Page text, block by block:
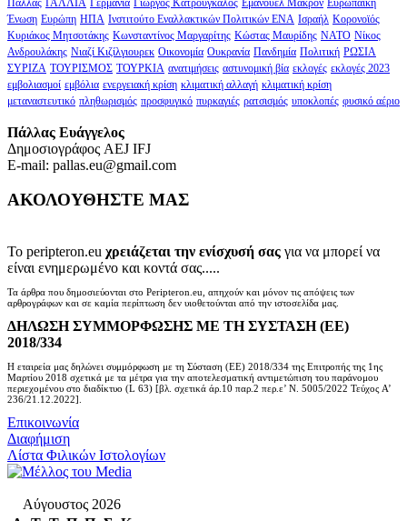
Ένωση Ευρώπη ΗΠΑ Ινστιτούτο Εναλλακτικών Πολιτικών ΕΝΑ Ισραήλ Κορονοϊός
Κυριάκος Μητσοτάκης Κωνσταντίνος Μαργαρίτης Κώστας Μαυρίδης ΝΑΤΟ Νίκος
Ανδρουλάκης Νιαζί Κιζίλγιουρεκ Οικονομία Ουκρανία Πανδημία Πολιτική ΡΩΣΙΑ
ΣΥΡΙΖΑ ΤΟΥΡΙΣΜΟΣ ΤΟΥΡΚΙΑ ανατιμήσεις αστυνομική βία εκλογές εκλογές 2023
εμβολιασμοί εμβόλια ενεργειακή κρίση κλιματική αλλαγή κλιματική κρίση
μεταναστευτικό πληθωρισμός προσφυγικό πυρκαγιές ρατσισμός υποκλοπές φυσικό αέριο
Πάλλας Ευάγγελος
Δημοσιογράφος AEJ ΙFJ
E-mail: pallas.eu@gmail.com
ΑΚΟΛΟΥΘΗΣΤΕ ΜΑΣ
Το peripteron.eu χρειάζεται την ενίσχυσή σας για να μπορεί να
είναι ενημερωμένο και κοντά σας.....
Τα άρθρα που δημοσιεύονται στο Peripteron.eu, απηχούν και μόνον τις απόψεις των
αρθρογράφων και σε καμία περίπτωση δεν υιοθετούνται από την ιστοσελίδα μας.
ΔΗΛΩΣΗ ΣΥΜΜΟΡΦΩΣΗΣ ΜΕ ΤΗ ΣΥΣΤΑΣΗ (ΕΕ)
2018/334
Η εταιρεία μας δηλώνει συμμόρφωση με τη Σύσταση (ΕΕ) 2018/334 της Επιτροπής της 1ης
Μαρτίου 2018 σχετικά με τα μέτρα για την αποτελεσματική αντιμετώπιση του παράνομου
περιεχομένου στο διαδίκτυο (L 63) [βλ. σχετικά άρ.10 παρ.2 περ.ε’ Ν. 5005/2022 Τεύχος A’
236/21.12.2022].
Επικοινωνία
Διαφήμιση
Λίστα Φιλικών Ιστολογίων
Αύγουστος 2026